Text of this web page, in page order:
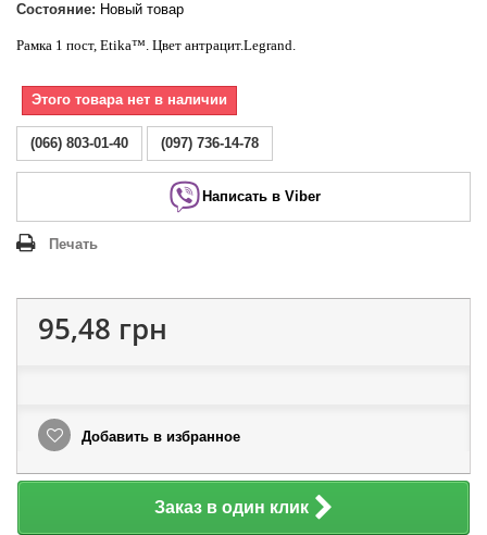
Состояние: Новый товар
Рамка 1 пост, Etika™. Цвет антрацит.Legrand.
Этого товара нет в наличии
(066) 803-01-40 (097) 736-14-78
Написать в Viber
Печать
95,48 грн
Добавить в избранное
Заказ в один клик